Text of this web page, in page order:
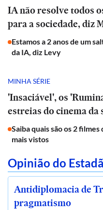
IA não resolve todos
para a sociedade, diz
Estamos a 2 anos de um
da IA, diz Levy
MINHA SÉRIE
'Insaciável', os
estreias do cinema da
Saiba quais são os 2
mais vistos
Opinião do
Antidiplomacia de
pragmatismo